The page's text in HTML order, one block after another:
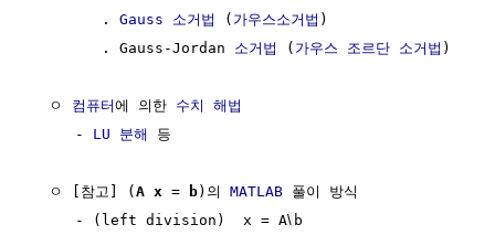
        .
Gauss 소거법 ( 가우스소거법 )
        . Gauss-Jordan
소거법 ( 가우스 조르단 소거법 )
  ㅇ
컴퓨터에 의한 수치 해법
     -
LU 분해 등
  ㅇ [참고] (
A x = b)의 MATLAB 풀이 방식
     - (left division)  x = A
\ b